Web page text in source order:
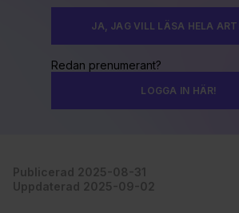
JA, JAG VILL LÄSA HELA
Redan prenumerant?
LOGGA IN HÄR!
Publicerad 2025-08-31
Uppdaterad 2025-09-02